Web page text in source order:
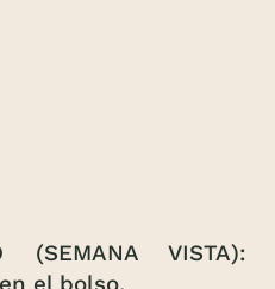
(SEMANA VISTA):